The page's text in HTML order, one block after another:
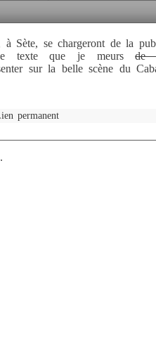
Sète, se chargeront de la
ce texte que je meursde
sur la belle scène du
permanent